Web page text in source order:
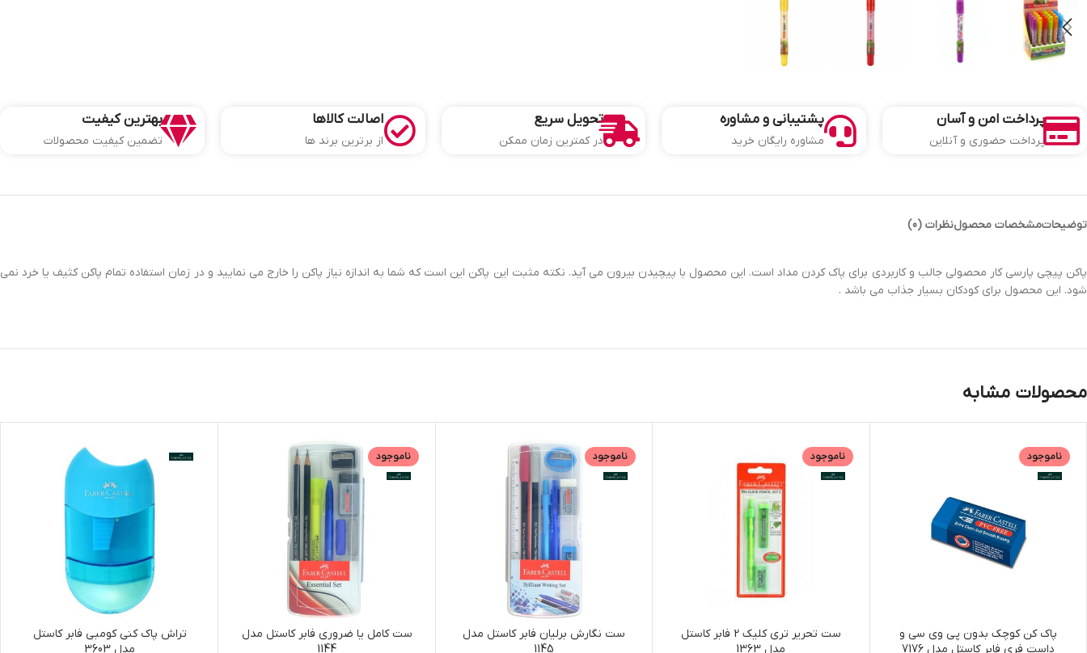
پرداخت امن و آسان
پرداخت حضوری و آنلاین
پشتیبانی و مشاوره
مشاوره رایگان خرید
تحویل سریع
در کمترین زمان ممکن
اصالت کالاها
از برترین برند ها
بهترین کیفیت
تضمین کیفیت محصولات
توضیحاتمشخصات محصولنظرات (0)
پاکن پیچی پارسی کار محصولی جالب و کاربردی برای پاک کردن مداد است. این محصول با پیچیدن بیرون می آید. نکته مثبت این پاکن این است که شما به اندازه نیاز پاکن را خارج می نمایید و در زمان استفاده تمام پاکن کثیف یا خرد نمی
شود. این محصول برای کودکان بسیار جذاب می باشد .
محصولات مشابه
ناموجود
پاک کن کوچک بدون پی وی سی و
داست فری فابر کاستل مدل 7176
ناموجود
ست تحریر تری کلیک 2 فابر کاستل
مدل 1363
ناموجود
ست نگارش برلیان فابر کاستل مدل
1145
ناموجود
ست کامل یا ضروری فابر کاستل مدل
1144
تراش پاک کنی کومبی فابر کاستل
مدل 3603